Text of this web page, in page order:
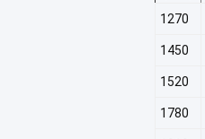
1270
1450
1520
1780